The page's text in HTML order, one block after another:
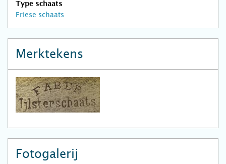
Type schaats
Friese schaats
Merktekens
Fotogalerij